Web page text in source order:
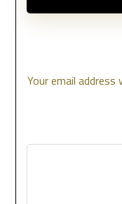
Your email address